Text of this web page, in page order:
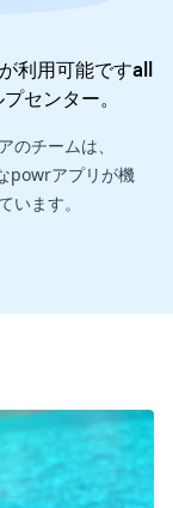
利用可能ですall
センター。
のチームは、
powrアプリが機
います。